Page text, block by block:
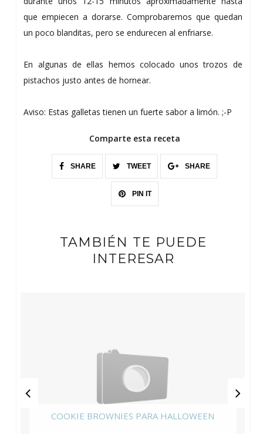
que empiecen a dorarse. Comprobaremos que quedan
un poco blanditas, pero se endurecen al enfriarse.
En algunas de ellas hemos colocado unos trozos de
pistachos justo antes de hornear.
Aviso: Estas galletas tienen un fuerte sabor a limón. ;-P
Comparte esta receta
SHARE TWEET SHARE
PIN IT
TAMBIÉN TE PUEDE
INTERESAR
COOKIE BROWNIES PARA HALLOWEEN